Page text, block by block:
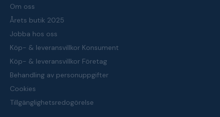
Om oss
Årets butik 2025
Jobba hos oss
Köp- & leveransvillkor Konsument
Köp- & leveransvillkor Företag
Behandling av personuppgifter
Cookies
Tillgänglighetsredogörelse